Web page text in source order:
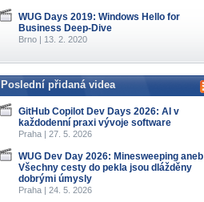
WUG Days 2019: Windows Hello for
Business Deep-Dive
Brno | 13. 2. 2020
Poslední přidaná videa
GitHub Copilot Dev Days 2026: AI v
každodenní praxi vývoje software
Praha | 27. 5. 2026
WUG Dev Day 2026: Minesweeping aneb
Všechny cesty do pekla jsou dlážděny
dobrými úmysly
Praha | 24. 5. 2026